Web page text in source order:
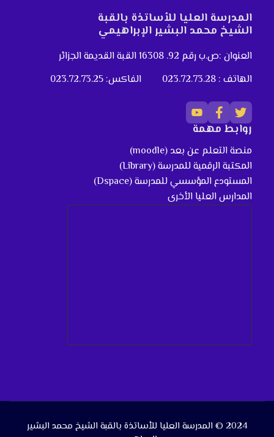
المدرسة العليا للأساتذة بالقبة
الشيخ محمد البشير الإبراهيمي
العنوان :ص.ب رقم 92. 16308 القبة القديمة الجزائر
الهاتف : 023.72.73.28
الفاكس: 023.72.73.25
روابط مهمة
منصة التعلم عن بعد (moodle)
المكتبة الرقمية للمدرسة (Library)
المستودع المؤسسي للمدرسة (Dspace)
المدارس العليا الأخرى
2024 © المدرسة العليا للأساتذة بالقبة الشيخ محمد البشير